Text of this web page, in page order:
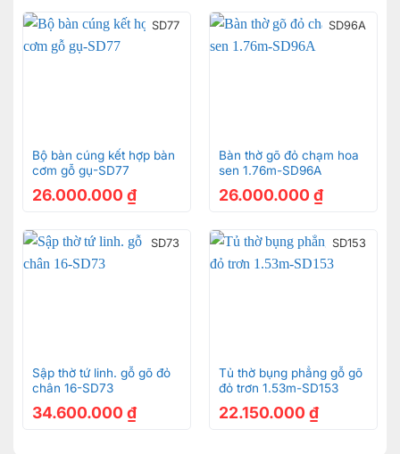
SD77
Bộ bàn cúng kết hợp bàn
cơm gỗ gụ-SD77
26.000.000 ₫
SD96A
Bàn thờ gõ đỏ chạm hoa
sen 1.76m-SD96A
26.000.000 ₫
SD73
Sập thờ tứ linh. gỗ gõ đỏ
chân 16-SD73
34.600.000 ₫
SD153
Tủ thờ bụng phẳng gỗ gõ
đỏ trơn 1.53m-SD153
22.150.000 ₫